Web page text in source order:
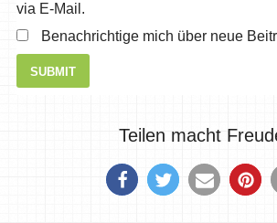
via E-Mail.
Benachrichtige mich über neue
Teilen macht